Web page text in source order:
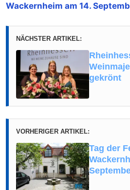
Wackernheim am 14.
NÄCHSTER ARTIKEL:
gekrönt
VORHERIGER ARTIKEL:
Tag der